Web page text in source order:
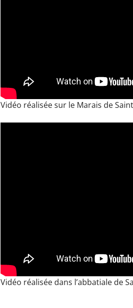
Vidéo réalisée sur le Marais de
Vidéo réalisée dans l’abbatiale de